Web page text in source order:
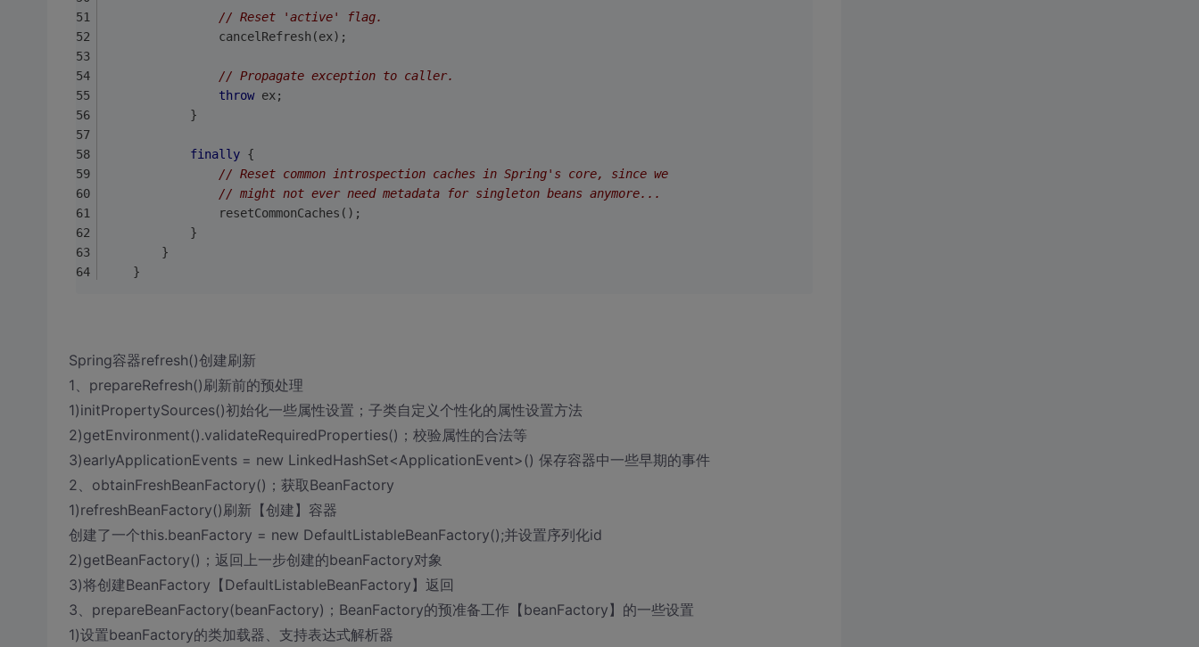
// Reset 'active' flag.
				cancelRefresh(ex);
// Propagate exception to caller.
throw ex;
			}
finally {
// Reset common introspection caches in Spring's core, since we
// might not ever need metadata for singleton beans anymore...
				resetCommonCaches();
			}
		}
	}
Spring容器refresh()创建刷新
1、prepareRefresh()刷新前的预处理
1)initPropertySources()初始化一些属性设置；子类自定义个性化的属性设置方法
2)getEnvironment().validateRequiredProperties()；校验属性的合法等
3)earlyApplicationEvents = new LinkedHashSet<ApplicationEvent>() 保存容器中一些早期的事件
2、obtainFreshBeanFactory()；获取BeanFactory
1)refreshBeanFactory()刷新【创建】容器
创建了一个this.beanFactory = new DefaultListableBeanFactory();并设置序列化id
2)getBeanFactory()；返回上一步创建的beanFactory对象
3)将创建BeanFactory【DefaultListableBeanFactory】返回
3、prepareBeanFactory(beanFactory)；BeanFactory的预准备工作【beanFactory】的一些设置
1)设置beanFactory的类加载器、支持表达式解析器